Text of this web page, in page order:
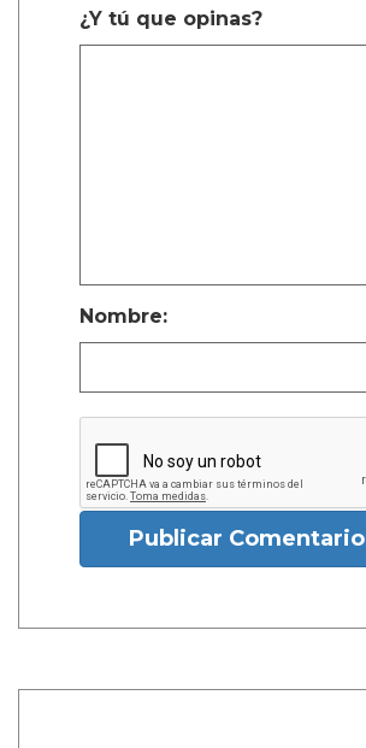
¿Y tú que opinas?
Nombre:
Publicar Comentario